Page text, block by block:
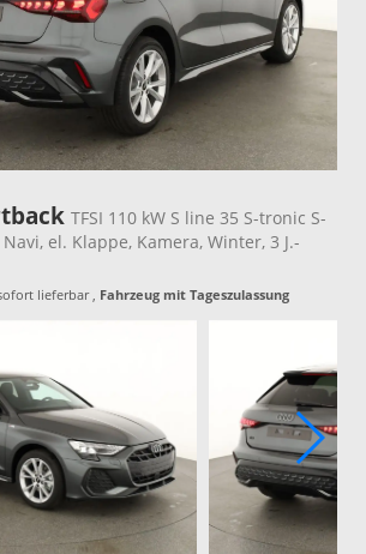
TFSI 110 kW S line 35 S-tronic S-
Navi, el. Klappe, Kamera, Winter, 3 J.-
lieferbar, Fahrzeug mit Tageszulassung